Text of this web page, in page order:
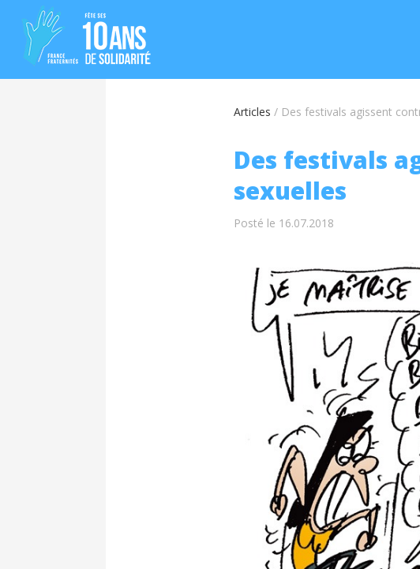
Articles / Des festivals agissent
Des festivals
sexuelles
Posté le 16.07.2018